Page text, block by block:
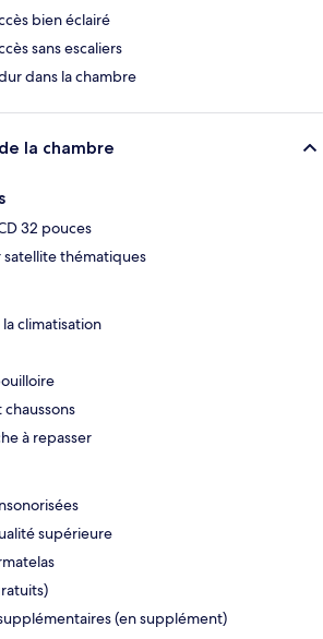
bien éclairé
sans escaliers
dans la chambre
la chambre
32 pouces
satellite thématiques
climatisation
chaussons
à repasser
supérieure
(en supplément)